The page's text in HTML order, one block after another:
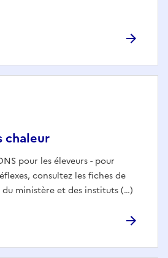
pour les éleveurs - pour
consultez les fiches de
ministère et des instituts (…)